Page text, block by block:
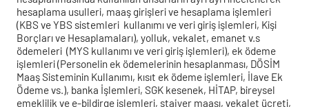
hesaplama usulleri, maaş girişleri ve hesaplama işlemleri
(KBS ve YBS sistemleri kullanımı ve veri giriş işlemleri, Kişi
Borçları ve Hesaplamaları), yolluk, vekalet, emanet v.s
ödemeleri (MYS kullanımı ve veri giriş işlemleri), ek ödeme
işlemleri (Personelin ek ödemelerinin hesaplanması, DÖSİM
Maaş Sisteminin Kullanımı, kısıt ek ödeme işlemleri, İlave Ek
Ödeme vs.), banka İşlemleri, SGK kesenek, HİTAP, bireysel
emeklilik ve e-bildirge işlemleri, stajyer maaşı, vekalet ücreti,